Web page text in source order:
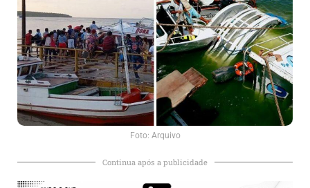
Foto: Arquivo
Continua após a publicidade